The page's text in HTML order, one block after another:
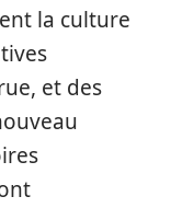
la culture
et des